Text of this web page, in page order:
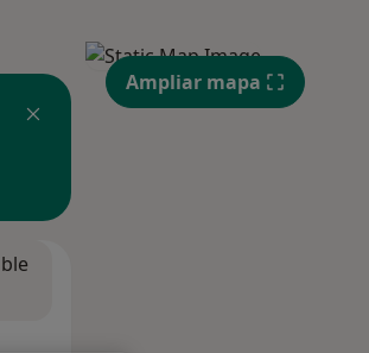
Ampliar mapa